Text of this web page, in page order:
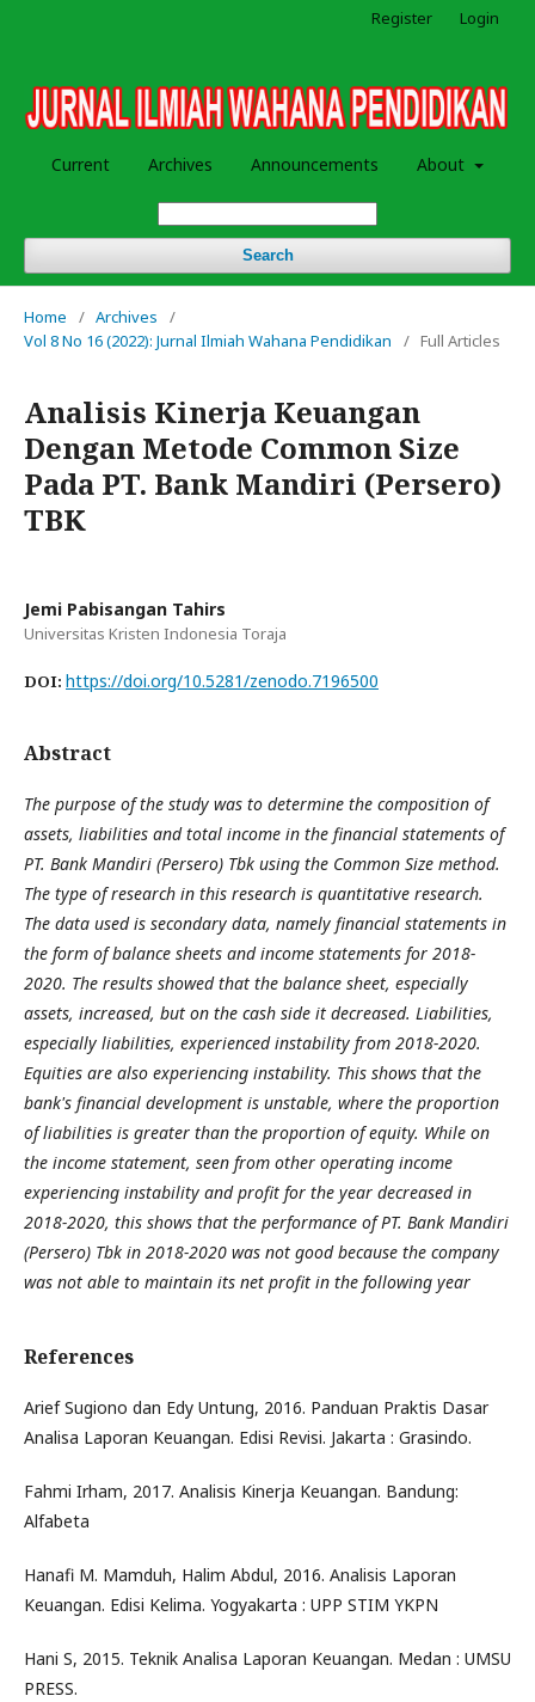
Current Archives Announcements About
Search
Register Login
Home / Archives
/
Vol 8 No 16 (2022): Jurnal Ilmiah Wahana Pendidikan
/ Full Articles
Analisis Kinerja Keuangan
Dengan Metode Common Size
Pada PT. Bank Mandiri (Persero)
TBK
Jemi Pabisangan Tahirs
Universitas Kristen Indonesia Toraja
DOI: https://doi.org/10.5281/zenodo.7196500
Abstract
The purpose of the study was to determine the composition of
assets, liabilities and total income in the financial statements of
PT. Bank Mandiri (Persero) Tbk using the Common Size method.
The type of research in this research is quantitative research.
The data used is secondary data, namely financial statements in
the form of balance sheets and income statements for 2018-
2020. The results showed that the balance sheet, especially
assets, increased, but on the cash side it decreased. Liabilities,
especially liabilities, experienced instability from 2018-2020.
Equities are also experiencing instability. This shows that the
bank's financial development is unstable, where the proportion
of liabilities is greater than the proportion of equity. While on
the income statement, seen from other operating income
experiencing instability and profit for the year decreased in
2018-2020, this shows that the performance of PT. Bank Mandiri
(Persero) Tbk in 2018-2020 was not good because the company
was not able to maintain its net profit in the following year
References
Arief Sugiono dan Edy Untung, 2016. Panduan Praktis Dasar
Analisa Laporan Keuangan. Edisi Revisi. Jakarta : Grasindo.
Fahmi Irham, 2017. Analisis Kinerja Keuangan. Bandung:
Alfabeta
Hanafi M. Mamduh, Halim Abdul, 2016. Analisis Laporan
Keuangan. Edisi Kelima. Yogyakarta : UPP STIM YKPN
Hani S, 2015. Teknik Analisa Laporan Keuangan. Medan : UMSU
PRESS.